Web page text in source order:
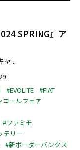
SPRING』ア
ャ...
#EVOLITE
#FIAT
コールフェア
#ファミモ
テリー
#新ボーダーバンクス